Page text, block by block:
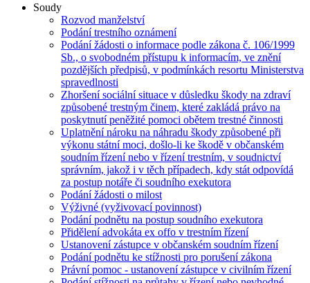
Soudy
Rozvod manželství
Podání trestního oznámení
Podání žádosti o informace podle zákona č. 106/1999
Sb., o svobodném přístupu k informacím, ve znění
pozdějších předpisů, v podmínkách resortu Ministerstva
spravedlnosti
Zhoršení sociální situace v důsledku škody na zdraví
způsobené trestným činem, které zakládá právo na
poskytnutí peněžité pomoci obětem trestné činnosti
Uplatnění nároku na náhradu škody způsobené při
výkonu státní moci, došlo-li ke škodě v občanském
soudním řízení nebo v řízení trestním, v soudnictví
správním, jakož i v těch případech, kdy stát odpovídá
za postup notáře či soudního exekutora
Podání žádosti o milost
Výživné (vyživovací povinnost)
Podání podnětu na postup soudního exekutora
Přidělení advokáta ex offo v trestním řízení
Ustanovení zástupce v občanském soudním řízení
Podání podnětu ke stížnosti pro porušení zákona
Právní pomoc - ustanovení zástupce v civilním řízení